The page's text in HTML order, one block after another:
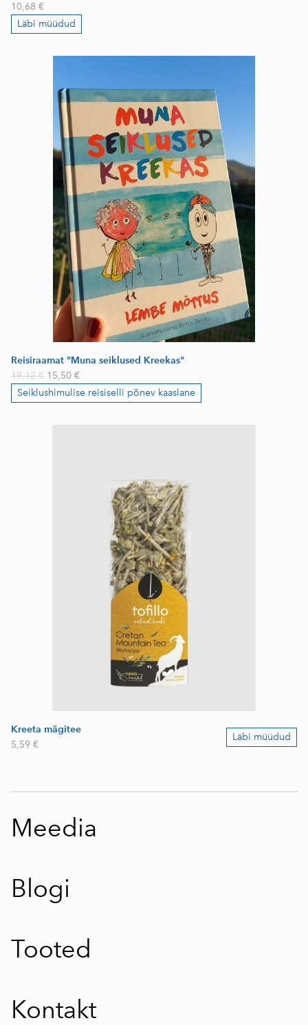
10,68 €
Läbi müüdud
Reisiraamat "Muna seiklused Kreekas"
19,12 € 15,50 €
Seiklushimulise reisiselli põnev kaaslane
Kreeta mägitee
5,59 €
Läbi müüdud
Meedia
Blogi
Tooted
Kontakt